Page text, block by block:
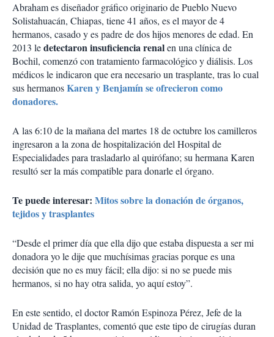
Abraham es diseñador gráfico originario de Pueblo Nuevo
Solistahuacán, Chiapas, tiene 41 años, es el mayor de 4
hermanos, casado y es padre de dos hijos menores de edad. En
2013 ledetectaron insuficiencia renalen una clínica de
Bochil, comenzó con tratamiento farmacológico y diálisis. Los
médicos le indicaron que era necesario un trasplante, tras lo cual
sus hermanosKaren y Benjamín se ofrecieron como
donadores.
A las 6:10 de la mañana del martes 18 de octubre los camilleros
ingresaron a la zona de hospitalización del Hospital de
Especialidades para trasladarlo al quirófano; su hermana Karen
resultó ser la más compatible para donarle el órgano.
Te puede interesar: Mitos sobre la donación de órganos,
tejidos y trasplantes
“Desde el primer día que ella dijo que estaba dispuesta a ser mi
donadora yo le dije que muchísimas gracias porque es una
decisión que no es muy fácil; ella dijo: si no se puede mis
hermanos, si no hay otra salida, yo aquí estoy”.
En este sentido, el doctor Ramón Espinoza Pérez, Jefe de la
Unidad de Trasplantes, comentó que este tipo de cirugías duran